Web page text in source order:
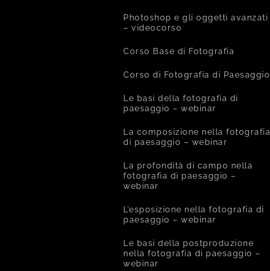
Photoshop e gli oggetti avanzati
– videocorso
Corso Base di Fotografia
Corso di Fotografia di Paesaggio
Le basi della fotografia di
paesaggio – webinar
La composizione nella fotografia
di paesaggio – webinar
La profondità di campo nella
fotografia di paesaggio –
webinar
L’esposizione nella fotografia di
paesaggio – webinar
Le basi della postproduzione
nella fotografia di paesaggio –
webinar